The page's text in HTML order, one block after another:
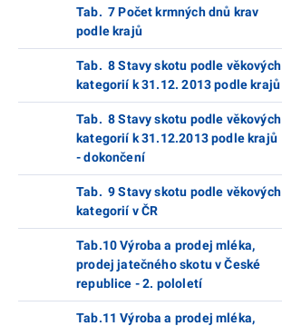
Tab. 7 Počet krmných dnů krav
podle krajů
Tab. 8 Stavy skotu podle věkových
kategorií k 31.12. 2013 podle krajů
Tab. 8 Stavy skotu podle věkových
kategorií k 31.12.2013 podle krajů
- dokončení
Tab. 9 Stavy skotu podle věkových
kategorií v ČR
Tab.10 Výroba a prodej mléka,
prodej jatečného skotu v České
republice - 2. pololetí
Tab.11 Výroba a prodej mléka,